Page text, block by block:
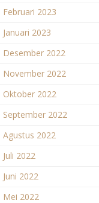
Februari 2023
Januari 2023
Desember 2022
November 2022
Oktober 2022
September 2022
Agustus 2022
Juli 2022
Juni 2022
Mei 2022